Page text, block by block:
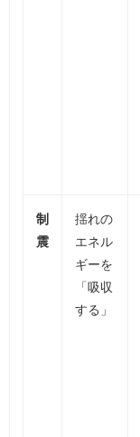
制
震
揺れの
エネル
ギーを
「吸収
する」